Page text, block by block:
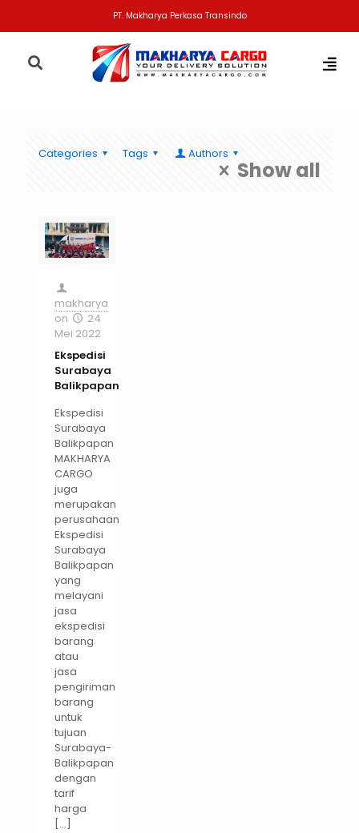
PT. Makharya Perkasa Transindo
Categories Tags Authors
Show all
makharya
on
24
Mei 2022
Ekspedisi
Surabaya
Balikpapan
Ekspedisi
Surabaya
Balikpapan
MAKHARYA
CARGO
juga
merupakan
perusahaan
Ekspedisi
Surabaya
Balikpapan
yang
melayani
jasa
ekspedisi
barang
atau
jasa
pengiriman
barang
untuk
tujuan
Surabaya-
Balikpapan
dengan
tarif
harga
[…]